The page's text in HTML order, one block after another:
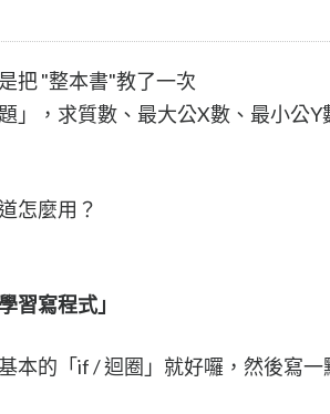
把 "整本書"教了一次
」，求質數、最大公X數、最小公
怎麼用？
習寫程式」
本的「if / 迴圈」就好囉，然後寫一